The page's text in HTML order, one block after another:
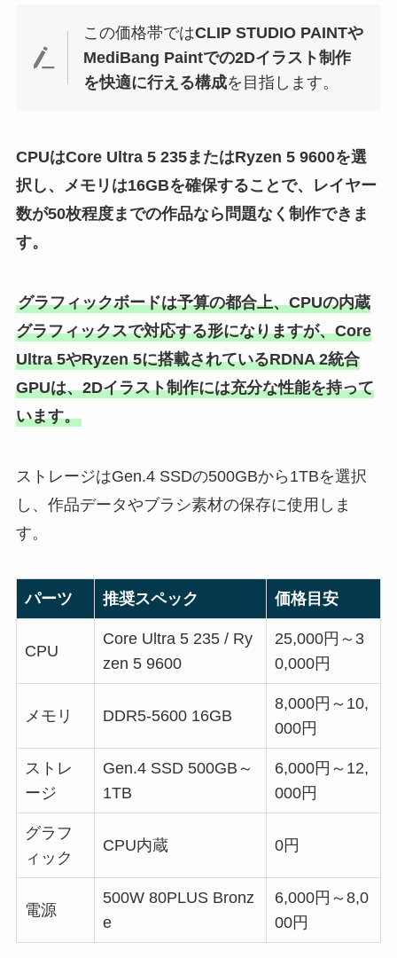
この価格帯ではCLIP STUDIO PAINTや
MediBang Paintでの2Dイラスト制作
を快適に行える構成を目指します。
CPUはCore Ultra 5 235またはRyzen 5 9600を選
択し、メモリは16GBを確保することで、レイヤー
数が50枚程度までの作品なら問題なく制作できま
す。
グラフィックボードは予算の都合上、CPUの内蔵
グラフィックスで対応する形になりますが、Core
Ultra 5やRyzen 5に搭載されているRDNA 2統合
GPUは、2Dイラスト制作には充分な性能を持って
います。
ストレージはGen.4 SSDの500GBから1TBを選択
し、作品データやブラシ素材の保存に使用しま
す。
パーツ 推奨スペック 価格目安
CPU
Core Ultra 5 235 / Ry
zen 5 9600
25,000円～3
0,000円
メモリ DDR5-5600 16GB
8,000円～10,
000円
ストレ
ージ
Gen.4 SSD 500GB～
1TB
6,000円～12,
000円
グラフ
ィック
CPU内蔵 0円
電源
500W 80PLUS Bronz
e
6,000円～8,0
00円